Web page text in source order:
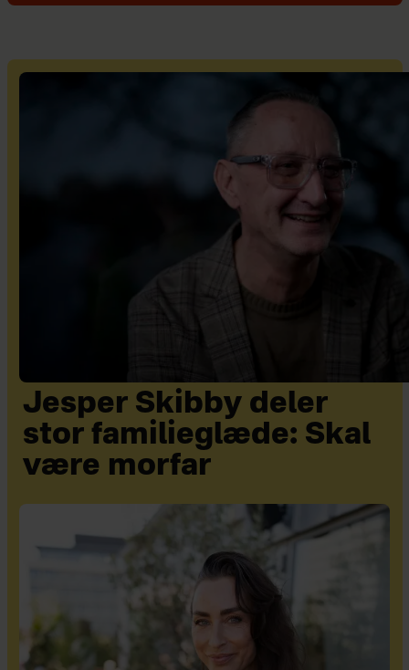
Jesper Skibby deler
stor familieglæde: Skal
være morfar